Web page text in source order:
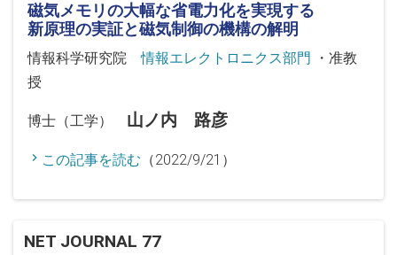
磁気メモリの大幅な省電力化を実現する
新原理の実証と磁気制御の機構の解明
情報科学研究院情報エレクトロニクス部門
・准教
授
博士（工学） 山ノ内 路彦
この記事を読む （2022/9/21）
NET JOURNAL 77